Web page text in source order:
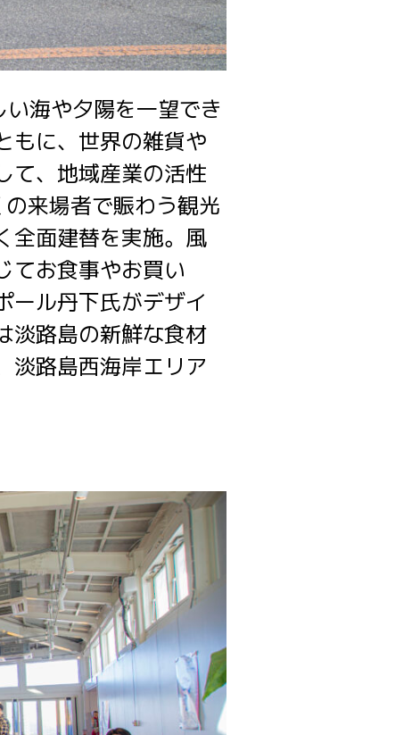
海や夕陽を一望でき
もに、世界の雑貨や
て、地域産業の活性
来場者で賑わう観光
全面建替を実施。風
てお食事やお買い
ール丹下氏がデザイ
淡路島の新鮮な食材
淡路島西海岸エリア